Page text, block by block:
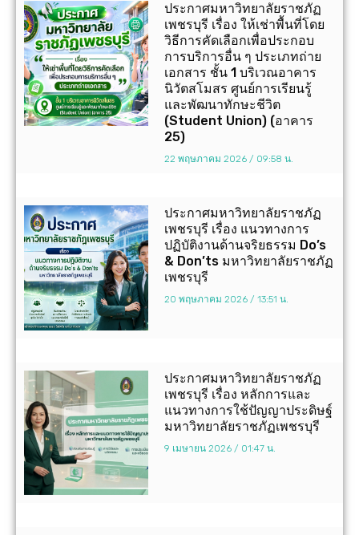
ประกาศมหาวิทยาลัยราชภัฏ
เพชรบุรี เรื่อง ให้เช่าพื้นที่โดย
วิธีการคัดเลือกเพื่อประกอบ
การบริการอื่น ๆ ประเภทถ่าย
เอกสาร ชั้น 1 บริเวณอาคาร
นิวัตสโมสร ศูนย์การเรียนรู้
และพัฒนาทักษะชีวิต
(Student Union) (อาคาร
25)
22 พฤษภาคม 2026 09:58 น.
ประกาศมหาวิทยาลัยราชภัฏ
เพชรบุรี เรื่อง แนวทางการ
ปฏิบัติงานด้านจริยธรรม Do’s
& Don’ts มหาวิทยาลัยราชภัฏ
เพชรบุรี
20 พฤษภาคม 2026 13:51 น.
ประกาศมหาวิทยาลัยราชภัฏ
เพชรบุรี เรื่อง หลักการและ
แนวทางการใช้ปัญญาประดิษฐ์
มหาวิทยาลัยราชภัฏเพชรบุรี
9 เมษายน 2026 01:47 น.